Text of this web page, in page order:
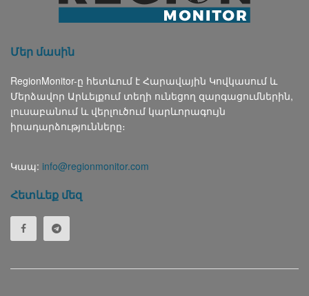
Մեր մասին
RegionMonitor-ը հետևում է Հարավային Կովկասում և
Մերձավոր Արևելքում տեղի ունեցող զարգացումներին,
լուսաբանում և վերլուծում կարևորագույն
իրադարձությունները։
Կապ: info@regionmonitor.com
Հետևեք մեզ